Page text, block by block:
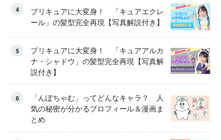
4
プリキュアに大変身！ 「キュアエクレ
ール」の髪型完全再現【写真解説付き】
5
プリキュアに大変身！ 「キュアアルカ
ナ・シャドウ」の髪型完全再現【写真解
説付き】
6
「んぽちゃむ」ってどんなキャラ？ 人
気の秘密が分かるプロフィール＆漫画ま
とめ